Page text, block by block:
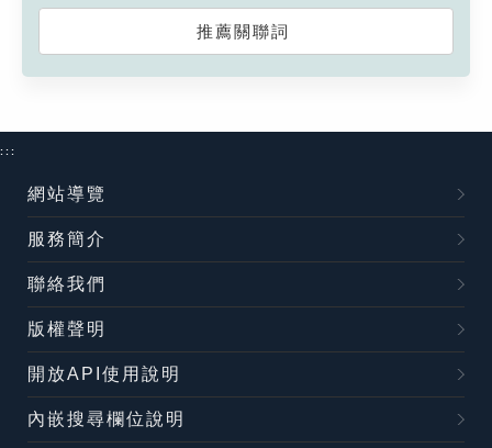
推薦關聯詞
:::
網站導覽
服務簡介
聯絡我們
版權聲明
開放API使用說明
內嵌搜尋欄位說明